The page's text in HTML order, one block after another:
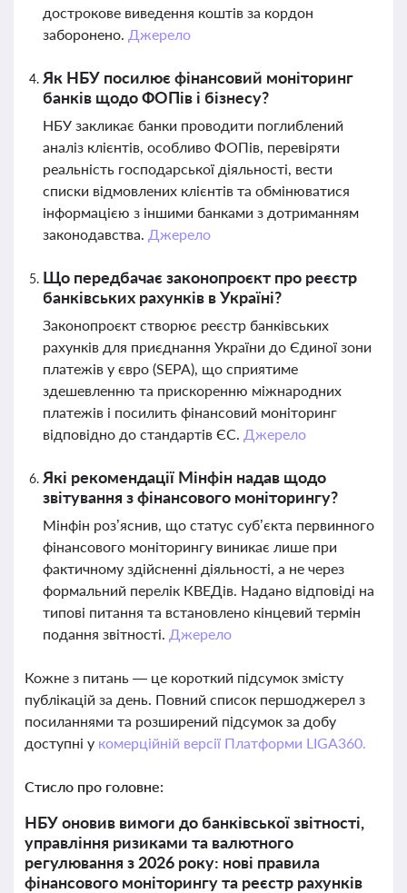
дострокове виведення коштів за кордон
заборонено. Джерело
Як НБУ посилює фінансовий моніторинг
банків щодо ФОПів і бізнесу?
НБУ закликає банки проводити поглиблений
аналіз клієнтів, особливо ФОПів, перевіряти
реальність господарської діяльності, вести
списки відмовлених клієнтів та обмінюватися
інформацією з іншими банками з дотриманням
законодавства. Джерело
Що передбачає законопроєкт про реєстр
банківських рахунків в Україні?
Законопроєкт створює реєстр банківських
рахунків для приєднання України до Єдиної зони
платежів у євро (SEPA), що сприятиме
здешевленню та прискоренню міжнародних
платежів і посилить фінансовий моніторинг
відповідно до стандартів ЄС. Джерело
Які рекомендації Мінфін надав щодо
звітування з фінансового моніторингу?
Мінфін роз’яснив, що статус суб’єкта первинного
фінансового моніторингу виникає лише при
фактичному здійсненні діяльності, а не через
формальний перелік КВЕДів. Надано відповіді на
типові питання та встановлено кінцевий термін
подання звітності. Джерело
Кожне з питань — це короткий підсумок змісту
публікацій за день. Повний список першоджерел з
посиланнями та розширений підсумок за добу
доступні у комерційній версії Платформи LIGA360.
Стисло про головне:
НБУ оновив вимоги до банківської звітності,
управління ризиками та валютного
регулювання з 2026 року: нові правила
фінансового моніторингу та реєстр рахунків